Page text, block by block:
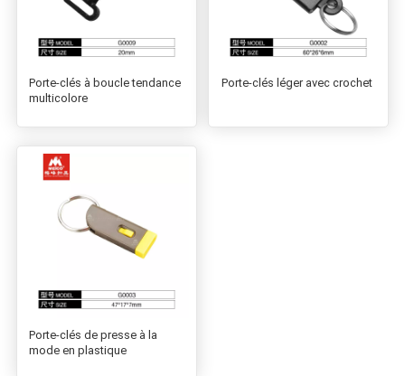
Porte-clés à boucle tendance
multicolore
Porte-clés léger avec crochet
Porte-clés de presse à la
mode en plastique